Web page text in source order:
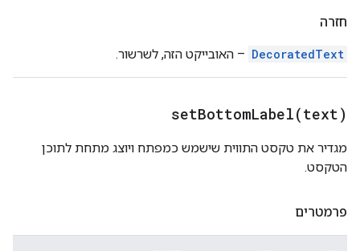
חזרה
DecoratedText – האובייקט הזה, לשרשור.
setBottomLabel(text)
מגדיר את טקסט התווית שישמש כמפתח ויוצג מתחת לתוכן
הטקסט.
פרמטרים